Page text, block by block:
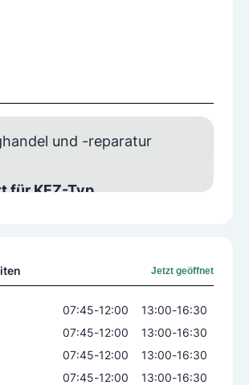
und -reparatur
für KFZ-Typ
Prüfstelle §57a
Jetzt geöffnet
07:45-12:00 13:00-16:30
07:45-12:00 13:00-16:30
07:45-12:00 13:00-16:30
07:45-12:00 13:00-16:30